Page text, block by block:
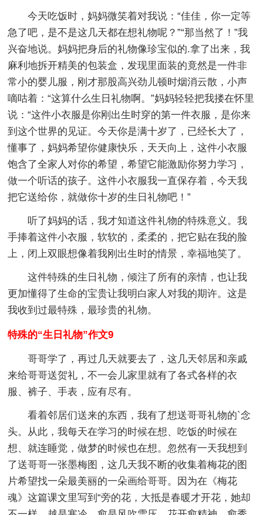
今天吃饭时，妈妈微笑着对我说：“佳佳，你一定等
急了吧，是不是这几天都在想礼物呢？”“那当然了！”我
兴奋地说。妈妈把身后的礼物像珍宝似的.拿了出来，我
麻利地拆开精美的包装盒，发现里面装的竟然是一件非
常小的婴儿服，刚才那股高兴劲儿顿时烟消云散，小声
嘀咕着：“这算什么生日礼物啊。”妈妈轻轻把我搂在怀里
说：“这件小衣服是你刚出生时穿的第一件衣服，是你来
到这个世界的见证。今天你是满十岁了，已经长大了，
懂事了，妈妈希望你健康快乐，天天向上，这件小衣服
饱含了全家人对你的希望，希望它能激励你努力学习，
做一个听话的孩子。这件小衣服我一直保存着，今天我
把它送给你，就做你十岁的生日礼物吧！”
听了妈妈的话，我才知道这件礼物的特殊意义。我
手捧着这件小衣服，软软的，柔柔的，把它贴在我的脸
上，闭上双眼想像着我刚出生时的情景，幸福地笑了。
这件特殊的生日礼物，倾注了所有的亲情，也让我
更加懂得了生命的宝贵让我明白家人对我的期许。这是
我收到过最特殊，最珍贵的礼物。
特殊的“生日礼物”作文9
哥哥学了，再过几天就要去了，这几天邻居和亲戚
来给哥哥送贺礼，不一会儿家里就有了各式各样的衣
服、裤子、手表，应有尽有。
看着邻居们送来的东西，我有了想送哥哥礼物的`念
头。从此，我每天在学习的时候在想、吃饭的时候在
想、就连睡觉，做梦的时候也在想。忽然有一天我想到
了送哥哥一张墨梅图，这几天我不断的收集着梅花的图
片希望找一朵最美丽的一朵画给哥哥。因为在《梅花
魂》这篇课文里写到“旁的花，大抵是春暖才开花，她却